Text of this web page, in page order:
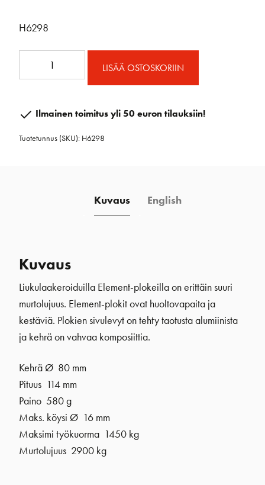
H6298
Makaava
määrä
LISÄÄ OSTOSKORIIN
Ilmainen toimitus yli 50 euron tilauksiin!
Tuotetunnus (SKU): H6298
Kuvaus English
Kuvaus
Liukulaakeroiduilla Element-plokeilla on erittäin suuri
murtolujuus. Element-plokit ovat huoltovapaita ja
kestäviä. Plokien sivulevyt on tehty taotusta alumiinista
ja kehrä on vahvaa komposiittia.
Kehrä Ø 80 mm
Pituus 114 mm
Paino 580 g
Maks. köysi Ø 16 mm
Maksimi työkuorma 1450 kg
Murtolujuus 2900 kg